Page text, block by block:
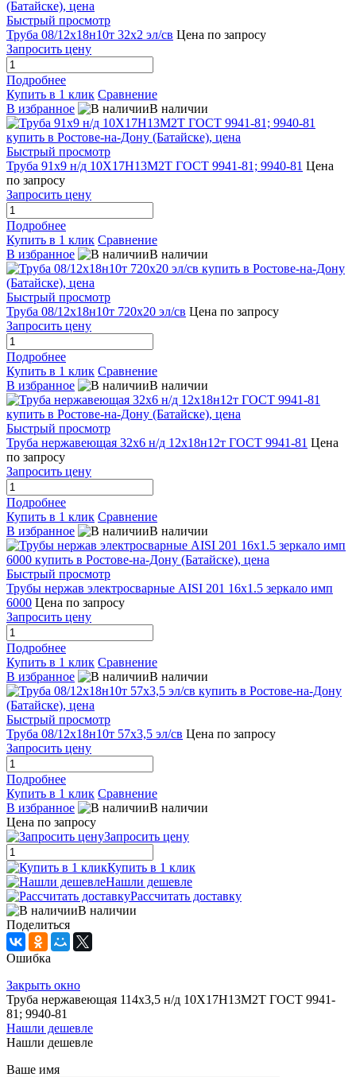
Быстрый просмотр
Труба 08/12х18н10т 32х2 эл/св Цена по запросу
Запросить цену
Подробнее
Купить в 1 клик Сравнение
В избранное
В наличии
Быстрый просмотр
Труба 91х9 н/д 10Х17Н13М2Т ГОСТ 9941-81; 9940-81 Цена
по запросу
Запросить цену
Подробнее
Купить в 1 клик Сравнение
В избранное
В наличии
Быстрый просмотр
Труба 08/12х18н10т 720х20 эл/св Цена по запросу
Запросить цену
Подробнее
Купить в 1 клик Сравнение
В избранное
В наличии
Быстрый просмотр
Труба нержавеющая 32х6 н/д 12х18н12т ГОСТ 9941-81 Цена
по запросу
Запросить цену
Подробнее
Купить в 1 клик Сравнение
В избранное
В наличии
Быстрый просмотр
Трубы нержав электросварные AISI 201 16x1.5 зеркало имп
6000 Цена по запросу
Запросить цену
Подробнее
Купить в 1 клик Сравнение
В избранное
В наличии
Быстрый просмотр
Труба 08/12х18н10т 57х3,5 эл/св Цена по запросу
Запросить цену
Подробнее
Купить в 1 клик Сравнение
В избранное
В наличии
Цена по запросу
Запросить цену
Купить в 1 клик
Нашли дешевле
Рассчитать доставку
В наличии
Поделиться
Ошибка
Закрыть окно
Труба нержавеющая 114х3,5 н/д 10Х17Н13М2Т ГОСТ 9941-
81; 9940-81
Нашли дешевле
Нашли дешевле
Ваше имя